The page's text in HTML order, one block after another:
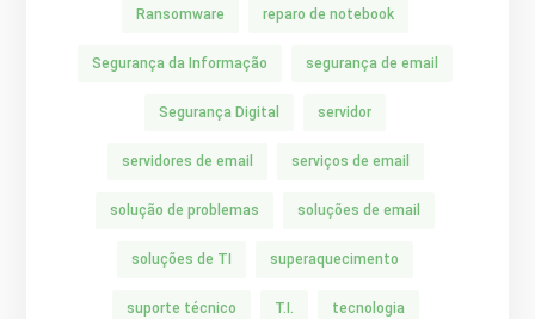
Ransomware reparo de notebook
Segurança da Informação segurança de email
Segurança Digital servidor
servidores de email serviços de email
solução de problemas soluções de email
soluções de TI superaquecimento
suporte técnico T.I. tecnologia